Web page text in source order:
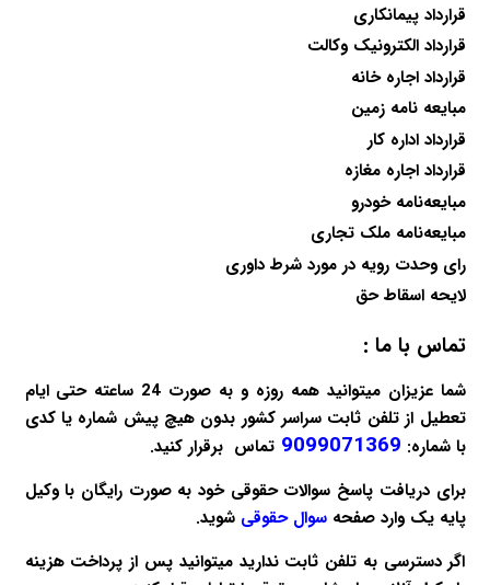
قرارداد پیمانکاری
قرارداد الکترونیک وکالت
قرارداد اجاره خانه
مبایعه نامه زمین
قرارداد اداره کار
قرارداد اجاره مغازه
مبایعه‌نامه خودرو
مبایعه‌نامه ملک تجاری
رای وحدت رویه در مورد شرط داوری
لایحه اسقاط حق
تماس با ما :
شما عزیزان میتوانید همه روزه و به صورت 24 ساعته حتی ایام
تعطیل از تلفن ثابت سراسر کشور بدون هیچ پیش شماره یا کدی
با شماره: 9099071369 تماس برقرار کنید.
برای دریافت پاسخ سوالات حقوقی خود به صورت رایگان با وکیل
پایه یک وارد صفحهسوال حقوقی شوید.
اگر دسترسی به تلفن ثابت ندارید میتوانید پس از پرداخت هزینه